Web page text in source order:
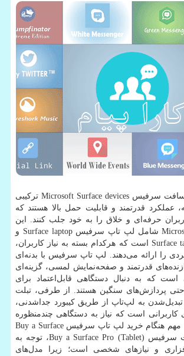
سرفیس Microsoft Surface devices ترکیبی
عملکرد قدرتمند و قابلیت حمل بالا هستند که
حرفه‌ای و خلاق را به خود جلب کنند. این
شامل لپ تاپ سرفیسSurface laptop و
Surface است که هرکدام بسته به نیاز کاربران،
را ارائه می‌دهند. لپ تاپ سرفیس با بدنه‌ای
قدرتمند و صفحه‌نمایش لمسی، گزینه‌ای
که به دنبال دستگاهی قابل‌اعتماد برای
پردازش‌های سنگین هستند. از طرفی، تبلت
به لپ‌تاپ از طریق کیبورد جداشدنی،
کاربرانی است که نیاز به دستگاهی چندمنظوره
مهم هنگام خرید لپ تاپ سرفیسBuy a Surface
سرفیس Buy a Surface Pro (Tablet)، توجه به
و نیازهای شخصی است؛ زیرا مدل‌های